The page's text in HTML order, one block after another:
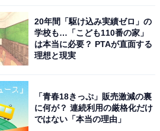
20年間「駆け込み実績ゼロ」の
学校も…「こども110番の家」
は本当に必要？ PTAが直面する
理想と現実
「青春18きっぷ」販売激減の裏
に何が？ 連続利用の厳格化だけ
ではない「本当の理由」